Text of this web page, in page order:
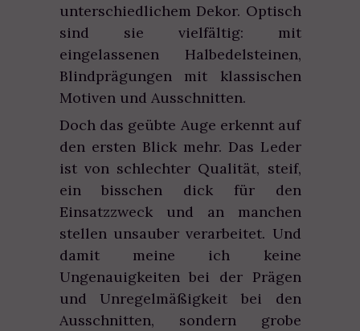
unterschiedlichem Dekor. Optisch
sind sie vielfältig: mit
eingelassenen Halbedelsteinen,
Blindprägungen mit klassischen
Motiven und Ausschnitten.
Doch das geübte Auge erkennt auf
den ersten Blick mehr. Das Leder
ist von schlechter Qualität, steif,
ein bisschen dick für den
Einsatzzweck und an manchen
stellen unsauber verarbeitet. Und
damit meine ich keine
Ungenauigkeiten bei der Prägen
und Unregelmäßigkeit bei den
Ausschnitten, sondern grobe